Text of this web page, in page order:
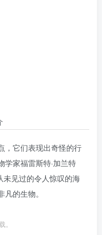
，它们表现出奇怪的行
学家福雷斯特·加兰特
未见过的令人惊叹的海
的生物。